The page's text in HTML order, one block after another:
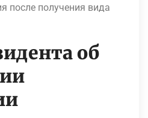
после получения вида
об